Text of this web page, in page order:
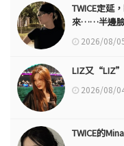
TWICE定延
來……半邊
2026/08/
LIZ又
2026/08/
TWICE的